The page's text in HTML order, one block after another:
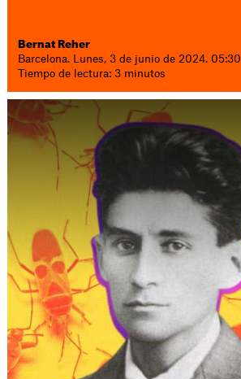
Bernat Reher
Barcelona. Lunes, 3 de junio de 2024. 05:30
Tiempo de lectura: 3 minutos